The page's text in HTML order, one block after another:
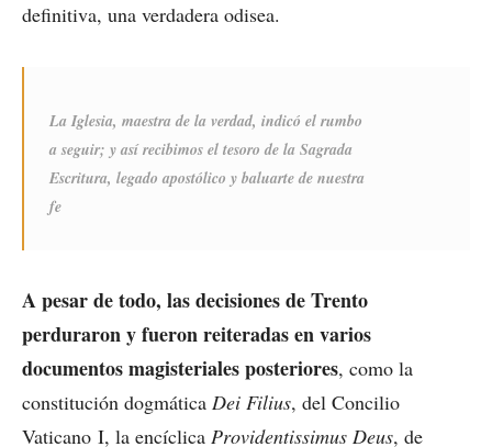
definitiva, una verdadera odisea.
La Iglesia, maestra de la verdad, indicó el rumbo
a seguir; y así recibimos el tesoro de la Sagrada
Escritura, legado apostólico y baluarte de nuestra
fe
A pesar de todo, las decisiones de Trento
perduraron y fueron reiteradas en varios
documentos magisteriales posteriores, como la
constitución dogmática Dei Filius, del Concilio
Vaticano I, la encíclica Providentissimus Deus, de